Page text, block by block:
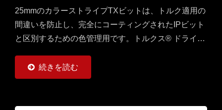
25mmのカラーストライプTXビットは、トルク適用の
間違いを防止し、完全にコーティングされたIPビット
と区別するための色管理用です。トルクス® ドライブ
接触によって駆動します。また、伝達できるトルクと
力の量も増加します。マシニング、旋削、フライス加
続きを読む